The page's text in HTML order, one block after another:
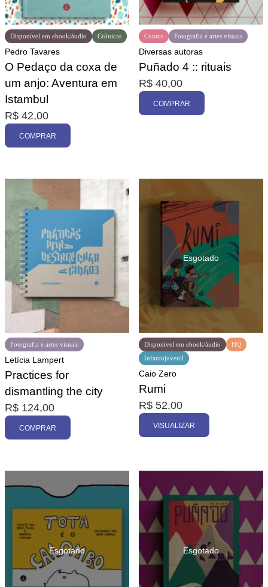
Crônicas
Disponível em ebook/áudio
Pedro Tavares
O Pedaço da coxa de
um anjo: Aventura em
Istambul
R$ 42,00
COMPRAR
Contos Fotografia e artes visuais
Diversas autoras
Puñado 4 :: rituais
R$ 40,00
COMPRAR
Fotografia e artes visuais
Letícia Lampert
Practices for
dismantling the city
R$ 124,00
COMPRAR
Disponível em ebook/áudio
HQ
Infantojuvenil
Caio Zero
Rumi
R$ 52,00
VISUALIZAR